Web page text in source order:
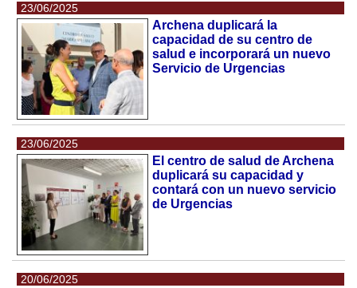
23/06/2025
Archena duplicará la
capacidad de su centro de
salud e incorporará un nuevo
Servicio de Urgencias
23/06/2025
El centro de salud de Archena
duplicará su capacidad y
contará con un nuevo servicio
de Urgencias
20/06/2025